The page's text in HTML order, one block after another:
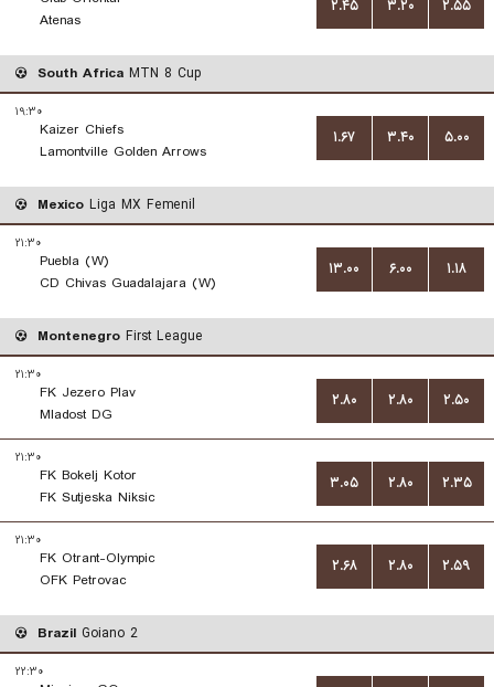
Atenas
۲.۴۵ ۳.۲۰ ۲.۵۵
South Africa MTN 8 Cup
۱۹:۳۰
Kaizer Chiefs
Lamontville Golden Arrows
۱.۶۷ ۳.۴۰ ۵.۰۰
Mexico Liga MX Femenil
۲۱:۳۰
Puebla (W)
CD Chivas Guadalajara (W)
۱۳.۰۰ ۶.۰۰ ۱.۱۸
Montenegro First League
۲۱:۳۰
FK Jezero Plav
Mladost DG
۲.۸۰ ۲.۸۰ ۲.۵۰
۲۱:۳۰
FK Bokelj Kotor
FK Sutjeska Niksic
۳.۰۵ ۲.۸۰ ۲.۳۵
۲۱:۳۰
FK Otrant-Olympic
OFK Petrovac
۲.۶۸ ۲.۸۰ ۲.۵۹
Brazil Goiano 2
۲۲:۳۰